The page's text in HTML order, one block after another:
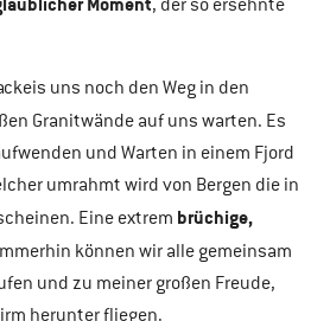
uns noch den Weg in den
Granitwände auf uns warten. Es
und Warten in einem Fjord
umrahmt wird von Bergen die in
Eine extrem brüchige,
können wir alle gemeinsam
und zu meiner großen Freude,
herunter fliegen.